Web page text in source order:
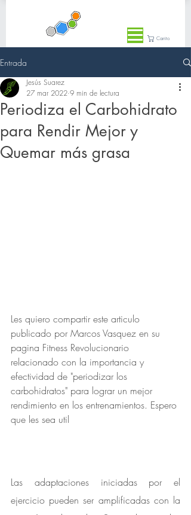
Carrito
Entrada
Periodiza el Carbohidrato
para Rendir Mejor y
Quemar más grasa
Jesús Suarez
27 mar 2022 9 min de lectura
Les quiero compartir este articulo
publicado por Marcos Vasquez en su
pagina Fitness Revolucionario
relacionado con la importancia y
efectividad de "periodizar los
carbohidratos" para lograr un mejor
rendimiento en los entrenamientos. Espero
que les sea util
Las adaptaciones iniciadas por el
ejercicio pueden ser amplificadas con la